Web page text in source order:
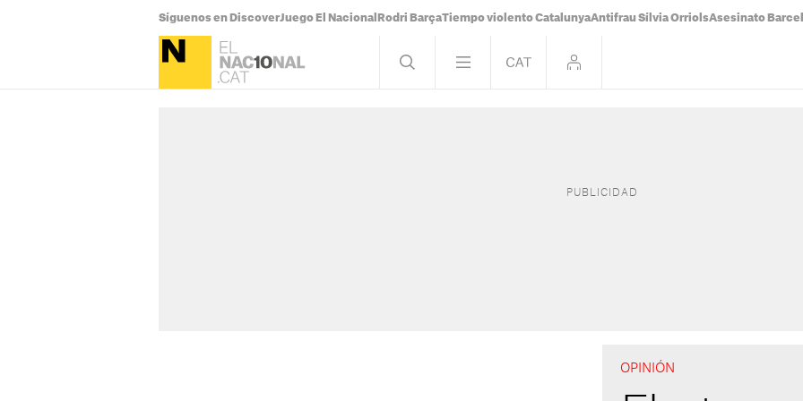
Síguenos en DiscoverJuego El Nacional Rodri BarçaTiempo violento CatalunyaAntifrau Sílvia OrriolsAsesinato
OPINIÓN